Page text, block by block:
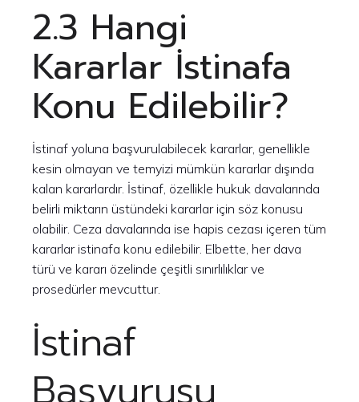
2.3 Hangi
Kararlar İstinafa
Konu Edilebilir?
İstinaf yoluna başvurulabilecek kararlar, genellikle
kesin olmayan ve temyizi mümkün kararlar dışında
kalan kararlardır. İstinaf, özellikle hukuk davalarında
belirli miktarın üstündeki kararlar için söz konusu
olabilir. Ceza davalarında ise hapis cezası içeren tüm
kararlar istinafa konu edilebilir. Elbette, her dava
türü ve kararı özelinde çeşitli sınırlılıklar ve
prosedürler mevcuttur.
İstinaf